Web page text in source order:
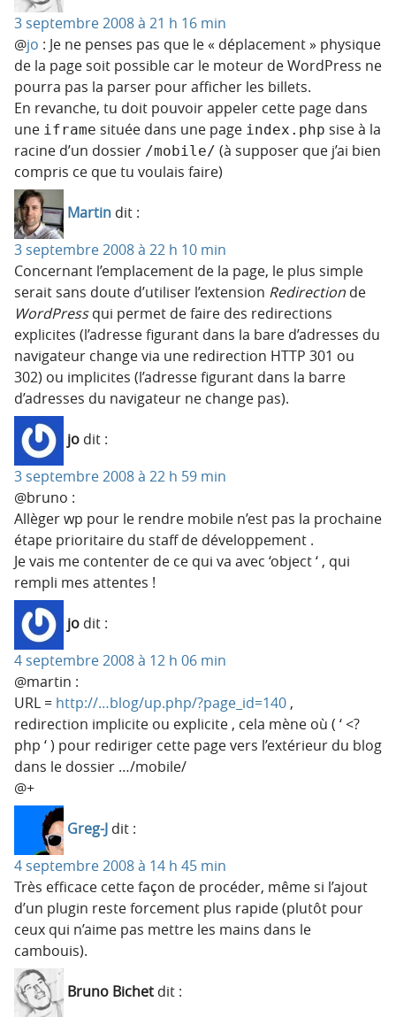
3 septembre 2008 à 21 h 16 min
@jo : Je ne penses pas que le « déplacement » physique
de la page soit possible car le moteur de WordPress ne
pourra pas la parser pour afficher les billets.
En revanche, tu doit pouvoir appeler cette page dans
une iframe située dans une page index.php sise à la
racine d’un dossier /mobile/ (à supposer que j’ai bien
compris ce que tu voulais faire)
Martin dit :
3 septembre 2008 à 22 h 10 min
Concernant l’emplacement de la page, le plus simple
serait sans doute d’utiliser l’extension Redirection de
WordPressqui permet de faire des redirections
explicites (l’adresse figurant dans la bare d’adresses du
navigateur change via une redirection HTTP 301 ou
302) ou implicites (l’adresse figurant dans la barre
d’adresses du navigateur ne change pas).
jo dit :
3 septembre 2008 à 22 h 59 min
@bruno :
Allèger wp pour le rendre mobile n’est pas la prochaine
étape prioritaire du staff de développement .
Je vais me contenter de ce qui va avec ‘object ‘ , qui
rempli mes attentes !
jo dit :
4 septembre 2008 à 12 h 06 min
@martin :
URL = http://…blog/up.php/?page_id=140 ,
redirection implicite ou explicite , cela mène où ( ‘ <?
php ‘ ) pour rediriger cette page vers l’extérieur du blog
dans le dossier …/mobile/
@+
Greg-J dit :
4 septembre 2008 à 14 h 45 min
Très efficace cette façon de procéder, même si l’ajout
d’un plugin reste forcement plus rapide (plutôt pour
ceux qui n’aime pas mettre les mains dans le
cambouis).
Bruno Bichet dit :